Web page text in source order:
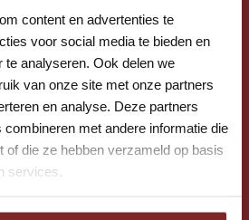
content en advertenties te
voor social media te bieden en
analyseren. Ook delen we
van onze site met onze partners
en analyse. Deze partners
met andere informatie die
of die ze hebben verzameld op basis
services.